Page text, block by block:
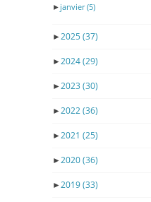
► janvier(5)
►2025(37)
►2024(29)
►2023 (30)
►2022(36)
►2021 (25)
►2020(36)
►2019(33)